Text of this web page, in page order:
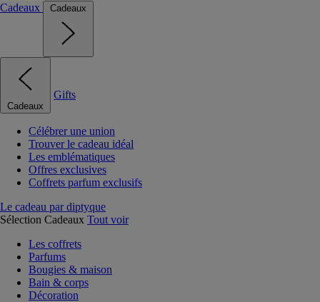
Cadeaux
Cadeaux
Cadeaux
Gifts
Célébrer une union
Trouver le cadeau idéal
Les emblématiques
Offres exclusives
Coffrets parfum exclusifs
Le cadeau par diptyque
Sélection Cadeaux Tout voir
Les coffrets
Parfums
Bougies & maison
Bain & corps
Décoration